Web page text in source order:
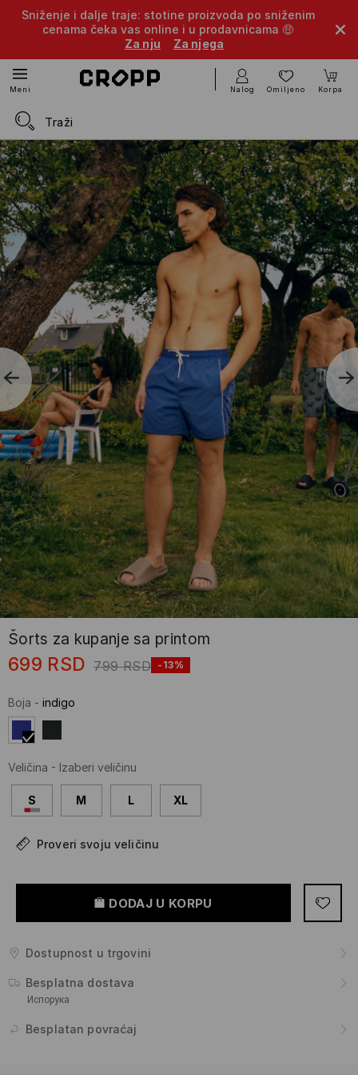
Sniženje i dalje traje: stotine proizvoda po sniženim
cenama čeka vas online i u prodavnicama 🤑
Za nju
Za njega
Meni Nalog Omiljeno Korpa
Šorts za kupanje sa printom
699 RSD 799 RSD -13%
Boja - indigo
Veličina - Izaberi veličinu
S M L XL
Proveri svoju veličinu
DODAJ U KORPU
Dostupnost u trgovini
Besplatna dostava
Испорука
Besplatan povraćaj